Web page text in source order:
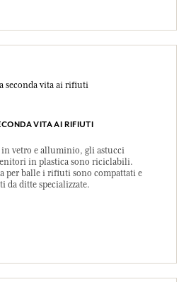
VITA AI RIFIUTI
vetro e alluminio, gli astucci
in plastica sono riciclabili.
per balle i rifiuti sono compattati e
da ditte specializzate.